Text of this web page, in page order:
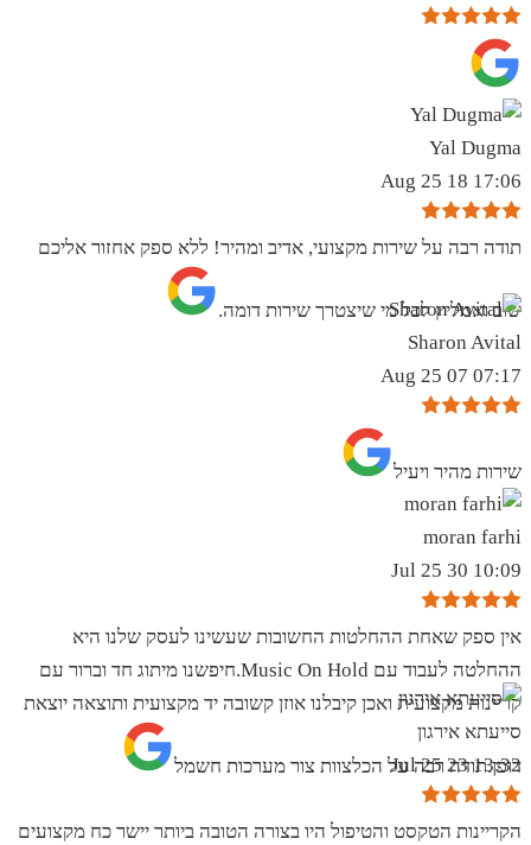
Yal Dugma
17:06 18 Aug 25
תודה רבה על שירות מקצועי, אדיב ומהיר! ללא ספק אחזור אליכם
שוב ואמליץ לכל מי שיצטרך שירות דומה.
Sharon Avital
07:17 07 Aug 25
שירות מהיר ויעיל
moran farhi
10:09 30 Jul 25
אין ספק שאחת ההחלטות החשובות שעשינו לעסק שלנו היא
ההחלטה לעבוד עם Music On Hold.חיפשנו מיתוג חד וברור עם
קריינות מקצועית ואכן קיבלנו אוזן קשובה יד מקצועית ותוצאה יוצאת
דופן.תודה רבה על הכלצוות צור מערכות חשמל
סייעתא אירגון
13:32 23 Jul 25
הקריינות הטקסט והטיפול היו בצורה הטובה ביותר יישר כח מקצועים